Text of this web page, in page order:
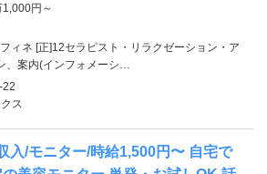
1,000円～
ィネ [正]12セラピスト・リラクゼーション・ア
、案内(インフォメーシ…
22
ス
入/モニター/時給1,500円〜 自宅で